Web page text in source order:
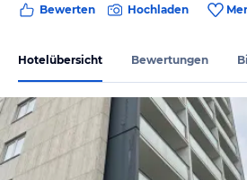
Bewerten Hochladen
Hotelübersicht Bewertungen